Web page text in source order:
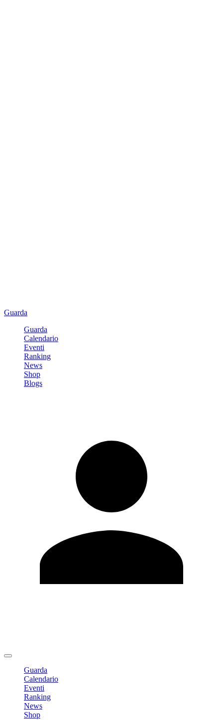
Guarda
Guarda
Calendario
Eventi
Ranking
News
Shop
Blogs
Guarda
Calendario
Eventi
Ranking
News
Shop